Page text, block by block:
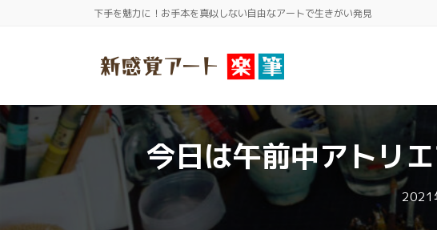
へ
ス
ッ
ョ
ン
移
下手を魅力に！お手本を真似しない自由なアートで生きがい発見
今日は午前中アトリ
2021